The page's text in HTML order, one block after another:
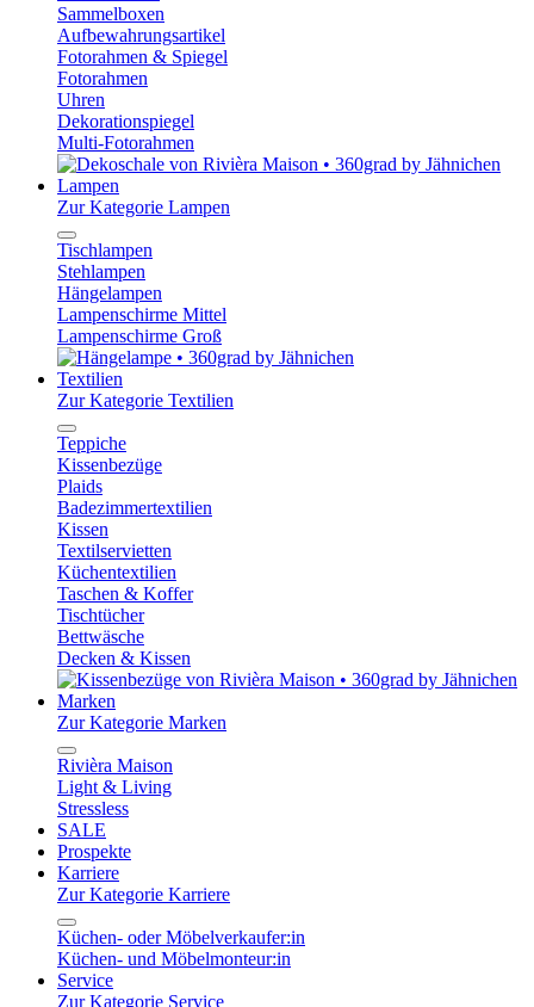
Sammelboxen
Aufbewahrungsartikel
Fotorahmen & Spiegel
Fotorahmen
Uhren
Dekorationspiegel
Multi-Fotorahmen
Lampen
Zur Kategorie Lampen
Tischlampen
Stehlampen
Hängelampen
Lampenschirme Mittel
Lampenschirme Groß
Textilien
Zur Kategorie Textilien
Teppiche
Kissenbezüge
Plaids
Badezimmertextilien
Kissen
Textilservietten
Küchentextilien
Taschen & Koffer
Tischtücher
Bettwäsche
Decken & Kissen
Marken
Zur Kategorie Marken
Rivièra Maison
Light & Living
Stressless
SALE
Prospekte
Karriere
Zur Kategorie Karriere
Küchen- oder Möbelverkaufer:in
Küchen- und Möbelmonteur:in
Service
Zur Kategorie Service